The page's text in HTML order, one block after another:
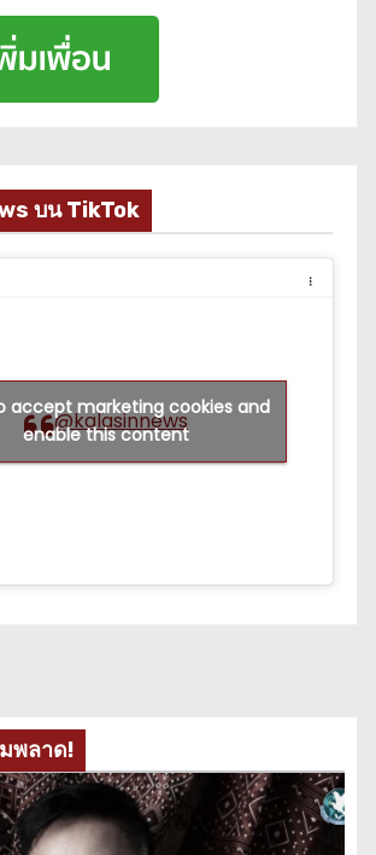
บน TikTok
@kalasinnews
accept marketing cookies and
enable this content
พลาด!